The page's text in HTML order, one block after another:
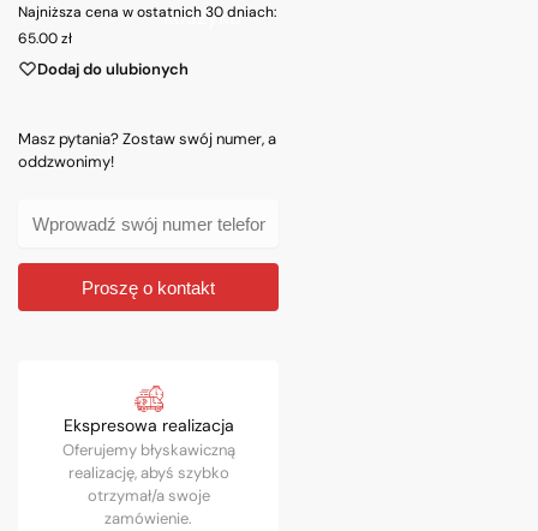
koszyka
Najniższa cena w ostatnich 30 dniach:
65.00zł
Dodaj do ulubionych
Masz pytania? Zostaw swój numer, a
oddzwonimy!
Proszę o kontakt
Ekspresowa realizacja
Oferujemy błyskawiczną
realizację, abyś szybko
otrzymał/a swoje
zamówienie.